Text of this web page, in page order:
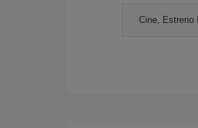
Cine, Estreno